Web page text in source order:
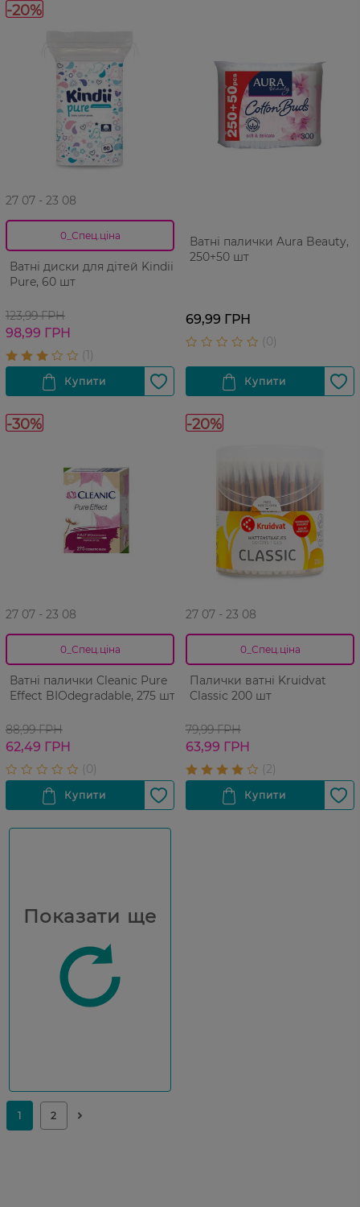
-20%
27 07 - 23 08
0_Спец.ціна
Ватнi диски для дітей Kindii
Pure, 60 шт
123,99 ГРН
98,99 ГРН
Ватні палички Aura Beauty,
250+50 шт
69,99 ГРН
-30%
27 07 - 23 08
0_Спец.ціна
Ватнi палички Cleanic Pure
Effect BIOdegradable, 275 шт
88,99 ГРН
62,49 ГРН
-20%
27 07 - 23 08
0_Спец.ціна
Палички ватні Kruidvat
Classic 200 шт
79,99 ГРН
63,99 ГРН
Показати ще